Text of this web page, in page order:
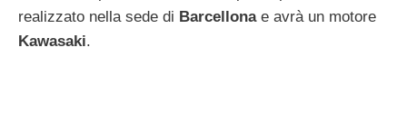
realizzato nella sede di Barcellonae avrà un motore
Kawasaki.